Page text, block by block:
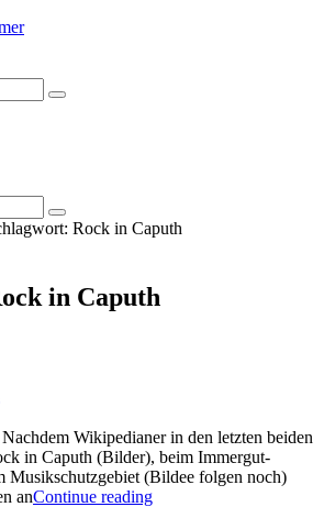
Search
SearchRock in Caputh
in Caputh
Wikipedianer in den letzten beiden
in Caputh (Bilder), beim Immergut-
Musikschutzgebiet (Bildee folgen noch)
anContinue readingRockiger